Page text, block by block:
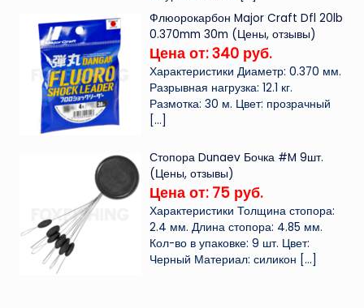
Флюорокарбон Major Craft Dfl 20lb
0.370mm 30m (Цены, отзывы)
Цена от: 340 руб.
Характеристики Диаметр: 0.370 мм.
Разрывная нагрузка: 12.1 кг.
Размотка: 30 м. Цвет: прозрачный
[…]
Стопора Dunaev Бочка #M 9шт.
(Цены, отзывы)
Цена от: 75 руб.
Характеристики Толщина стопора:
2.4 мм. Длина стопора: 4.85 мм.
Кол-во в упаковке: 9 шт. Цвет:
Черный Материал: силикон […]